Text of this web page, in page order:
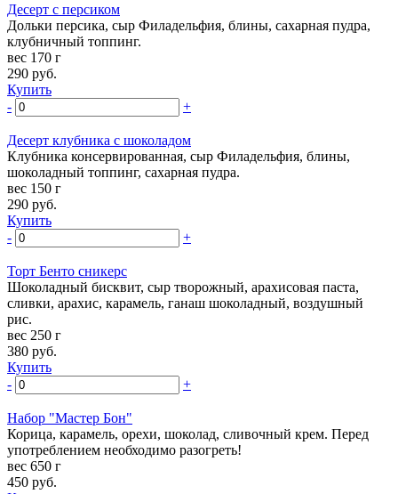
Десерт с персиком
Дольки персика, сыр Филадельфия, блины, сахарная пудра,
клубничный топпинг.
вес 170 г
290 руб.
Купить
-
+
Десерт клубника с шоколадом
Клубника консервированная, сыр Филадельфия, блины,
шоколадный топпинг, сахарная пудра.
вес 150 г
290 руб.
Купить
-
+
Торт Бенто сникерс
Шоколадный бисквит, сыр творожный, арахисовая паста,
сливки, арахис, карамель, ганаш шоколадный, воздушный
рис.
вес 250 г
380 руб.
Купить
-
+
Набор "Мастер Бон"
Корица, карамель, орехи, шоколад, сливочный крем. Перед
употреблением необходимо разогреть!
вес 650 г
450 руб.